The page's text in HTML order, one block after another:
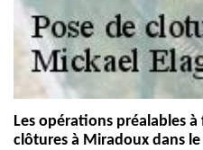
Les opérations préalables
clôtures à Miradoux dans